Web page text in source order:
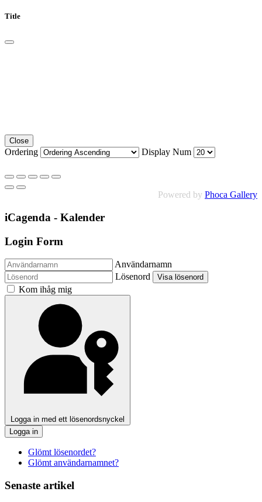
Title
Close
Ordering Display Num
Powered by Phoca Gallery
iCagenda - Kalender
Login Form
Användarnamn
Lösenord
Visa lösenord
Kom ihåg mig
Logga in med ett lösenordsnyckel
Logga in
Glömt lösenordet?
Glömt användarnamnet?
Senaste artikel